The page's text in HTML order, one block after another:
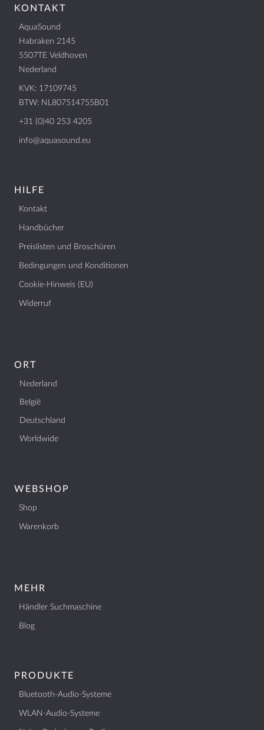
KONTAKT
AquaSound
Habraken 2145
5507TE Veldhoven
Nederland
KVK: 17109745
BTW: NL807514755B01
+31 (0)40 253 4205
info@aquasound.eu
HILFE
Kontakt
Handbücher
Preislisten und Broschüren
Bedingungen und Konditionen
Cookie-Hinweis (EU)
Widerruf
ORT
Nederland
België
Deutschland
Worldwide
WEBSHOP
Shop
Warenkorb
MEHR
Händler Suchmaschine
Blog
PRODUKTE
Bluetooth-Audio-Systeme
WLAN-Audio-Systeme